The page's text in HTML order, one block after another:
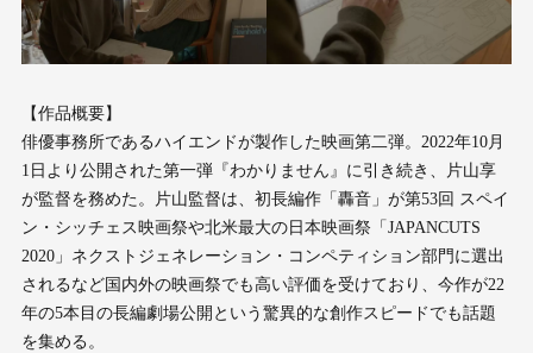
【作品概要】
俳優事務所であるハイエンドが製作した映画第二弾。2022年10月
1日より公開された第一弾『わかりません』に引き続き、片山享
が監督を務めた。片山監督は、初長編作「轟音」が第53回 スペイ
ン・シッチェス映画祭や北米最大の日本映画祭「JAPANCUTS
2020」ネクストジェネレーション・コンペティション部門に選出
されるなど国内外の映画祭でも高い評価を受けており、今作が22
年の5本目の長編劇場公開という驚異的な創作スピードでも話題
を集める。